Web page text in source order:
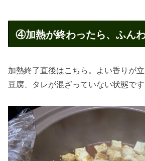
④加熱が終わったら、ふん
加熱終了直後はこちら。よい香りが
豆腐、タレが混ざっていない状態です